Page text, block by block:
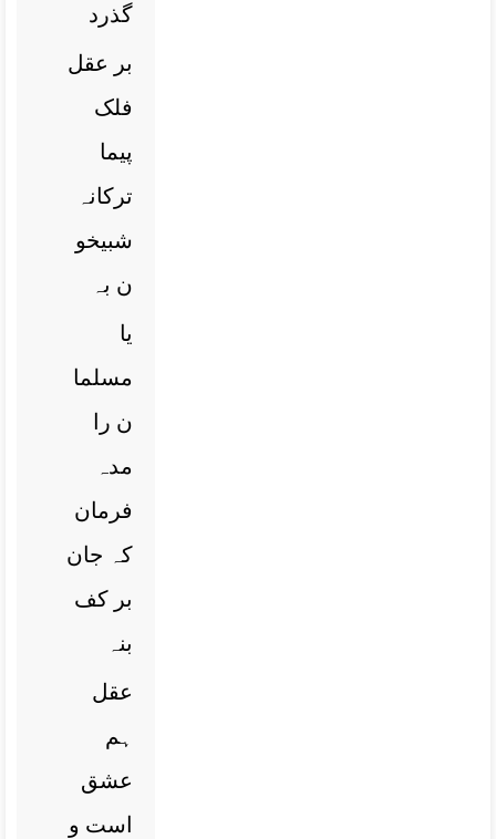
گذرد
بر عقل
فلک
پیما
ترکانہ
شبیخو
ن بہ
یا
مسلما
ن را
مدہ
فرمان
کہ جان
بر کف
بنہ
عقل
ہم
عشق
است و